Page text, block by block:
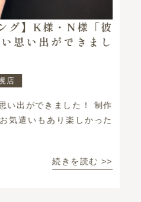
グ】K様・N様「彼
思い出ができまし
店
い出ができました！ 制作
気遣いもあり楽しかった
続きを読む >>